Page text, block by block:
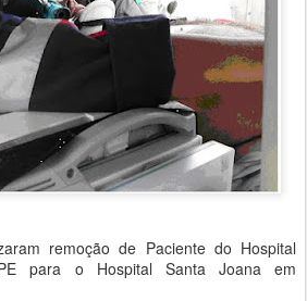
remoção de Paciente do Hospital
para o Hospital Santa Joana em